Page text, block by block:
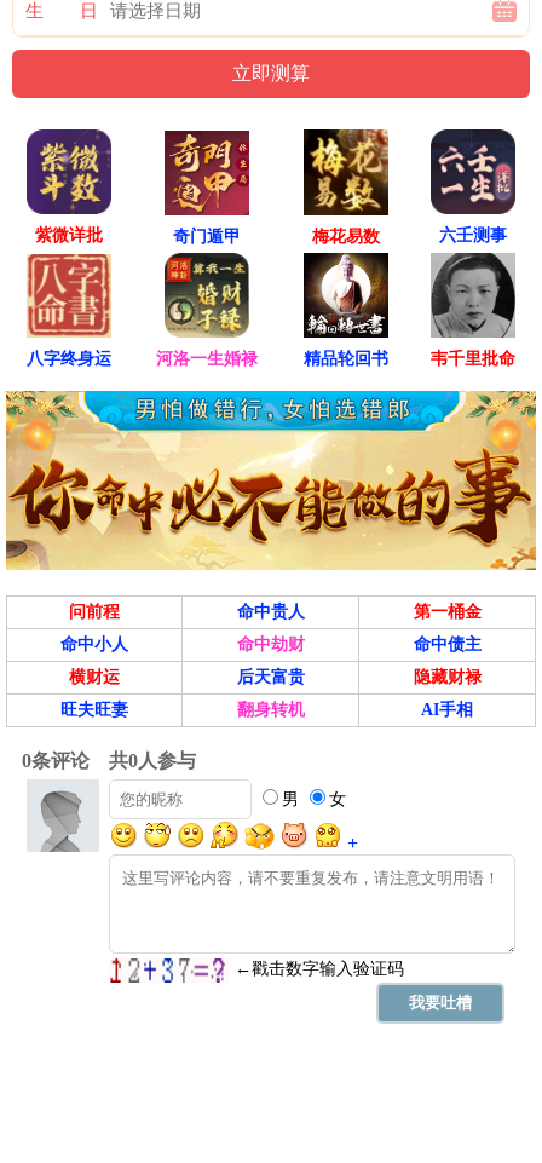
生 日
紫微详批 奇门遁甲 梅花易数 六壬测事
八字终身运 河洛一生婚禄 精品轮回书 韦千里批命
问前程 命中贵人
第一桶金
命中小人
命中劫财
命中债主
横财运
后天富贵
隐藏财禄
旺夫旺妻
翻身转机 AI手相